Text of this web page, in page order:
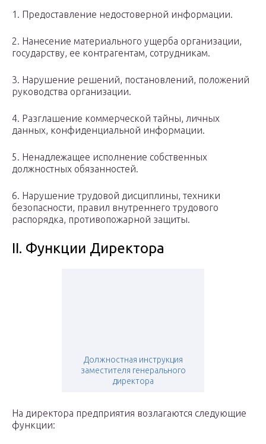
1. Предоставление недостоверной информации.
2. Нанесение материального ущерба организации,
государству, ее контрагентам, сотрудникам.
3. Нарушение решений, постановлений, положений
руководства организации.
4. Разглашение коммерческой тайны, личных
данных, конфиденциальной информации.
5. Ненадлежащее исполнение собственных
должностных обязанностей.
6. Нарушение трудовой дисциплины, техники
безопасности, правил внутреннего трудового
распорядка, противопожарной защиты.
II. Функции Директора
Должностная инструкция
заместителя генерального
директора
На директора предприятия возлагаются следующие
функции: